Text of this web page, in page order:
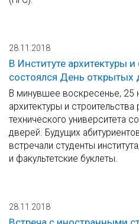
28.11.2018
В Институте архитектуры
состоялся День открытых
В минувшее воскресенье, 25
архитектуры и строительства
технического университета
дверей. Будущих
встречали студенты
и факультетские буклеты.
28.11.2018